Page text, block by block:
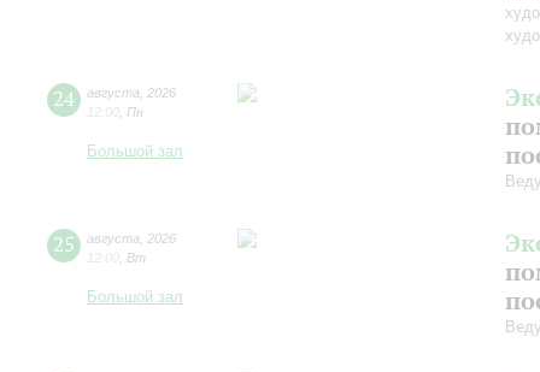
24 августа
2026
12:00 Пн
Большой зал
25 августа
2026
12:00 Вт
Большой зал